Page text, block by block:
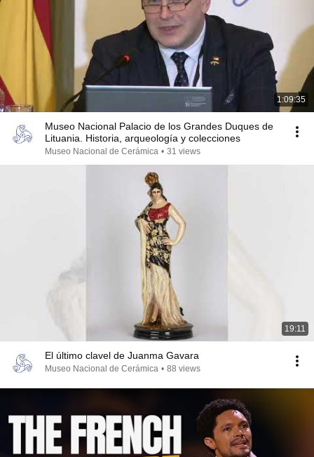
1:09:35
Museo Nacional Palacio de los Grandes Duques de
Lituania. Historia, arqueología y colecciones
Museo Nacional de Cerámica • 31 views
19:11
El último clavel de Juanma Gavara
Museo Nacional de Cerámica • 88 views